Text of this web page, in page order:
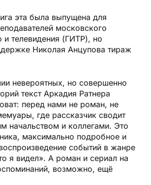
эта была выпущена для
московского
и телевидения (ГИТР), но
Николая Анцупова тираж
невероятных, но совершенно
текст Аркадия Ратнера
перед нами не роман, не
где рассказчик сводит
начальством и коллегами. Это
максимально подробное и
событий в жанре
я видел». А роман и сериал на
возможно, ещё